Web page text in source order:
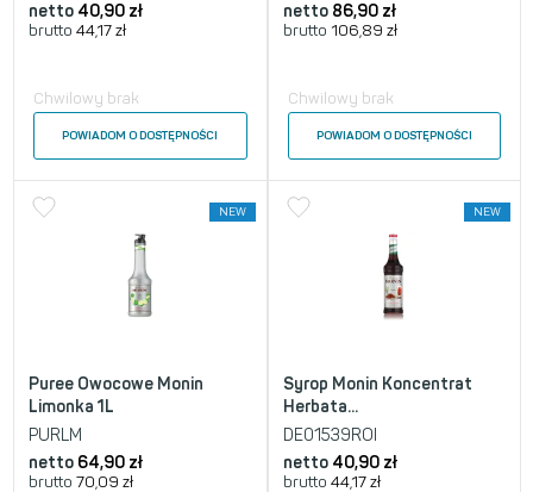
netto 40,90 zł
brutto 44,17 zł
Chwilowy brak
POWIADOM O DOSTĘPNOŚCI
netto 86,90 zł
brutto 106,89 zł
Chwilowy brak
POWIADOM O DOSTĘPNOŚCI
NEW
Puree Owocowe Monin
Limonka 1L
PURLM
netto 64,90 zł
brutto 70,09 zł
NEW
Syrop Monin Koncentrat
Herbata...
DE01539ROI
netto 40,90 zł
brutto 44,17 zł